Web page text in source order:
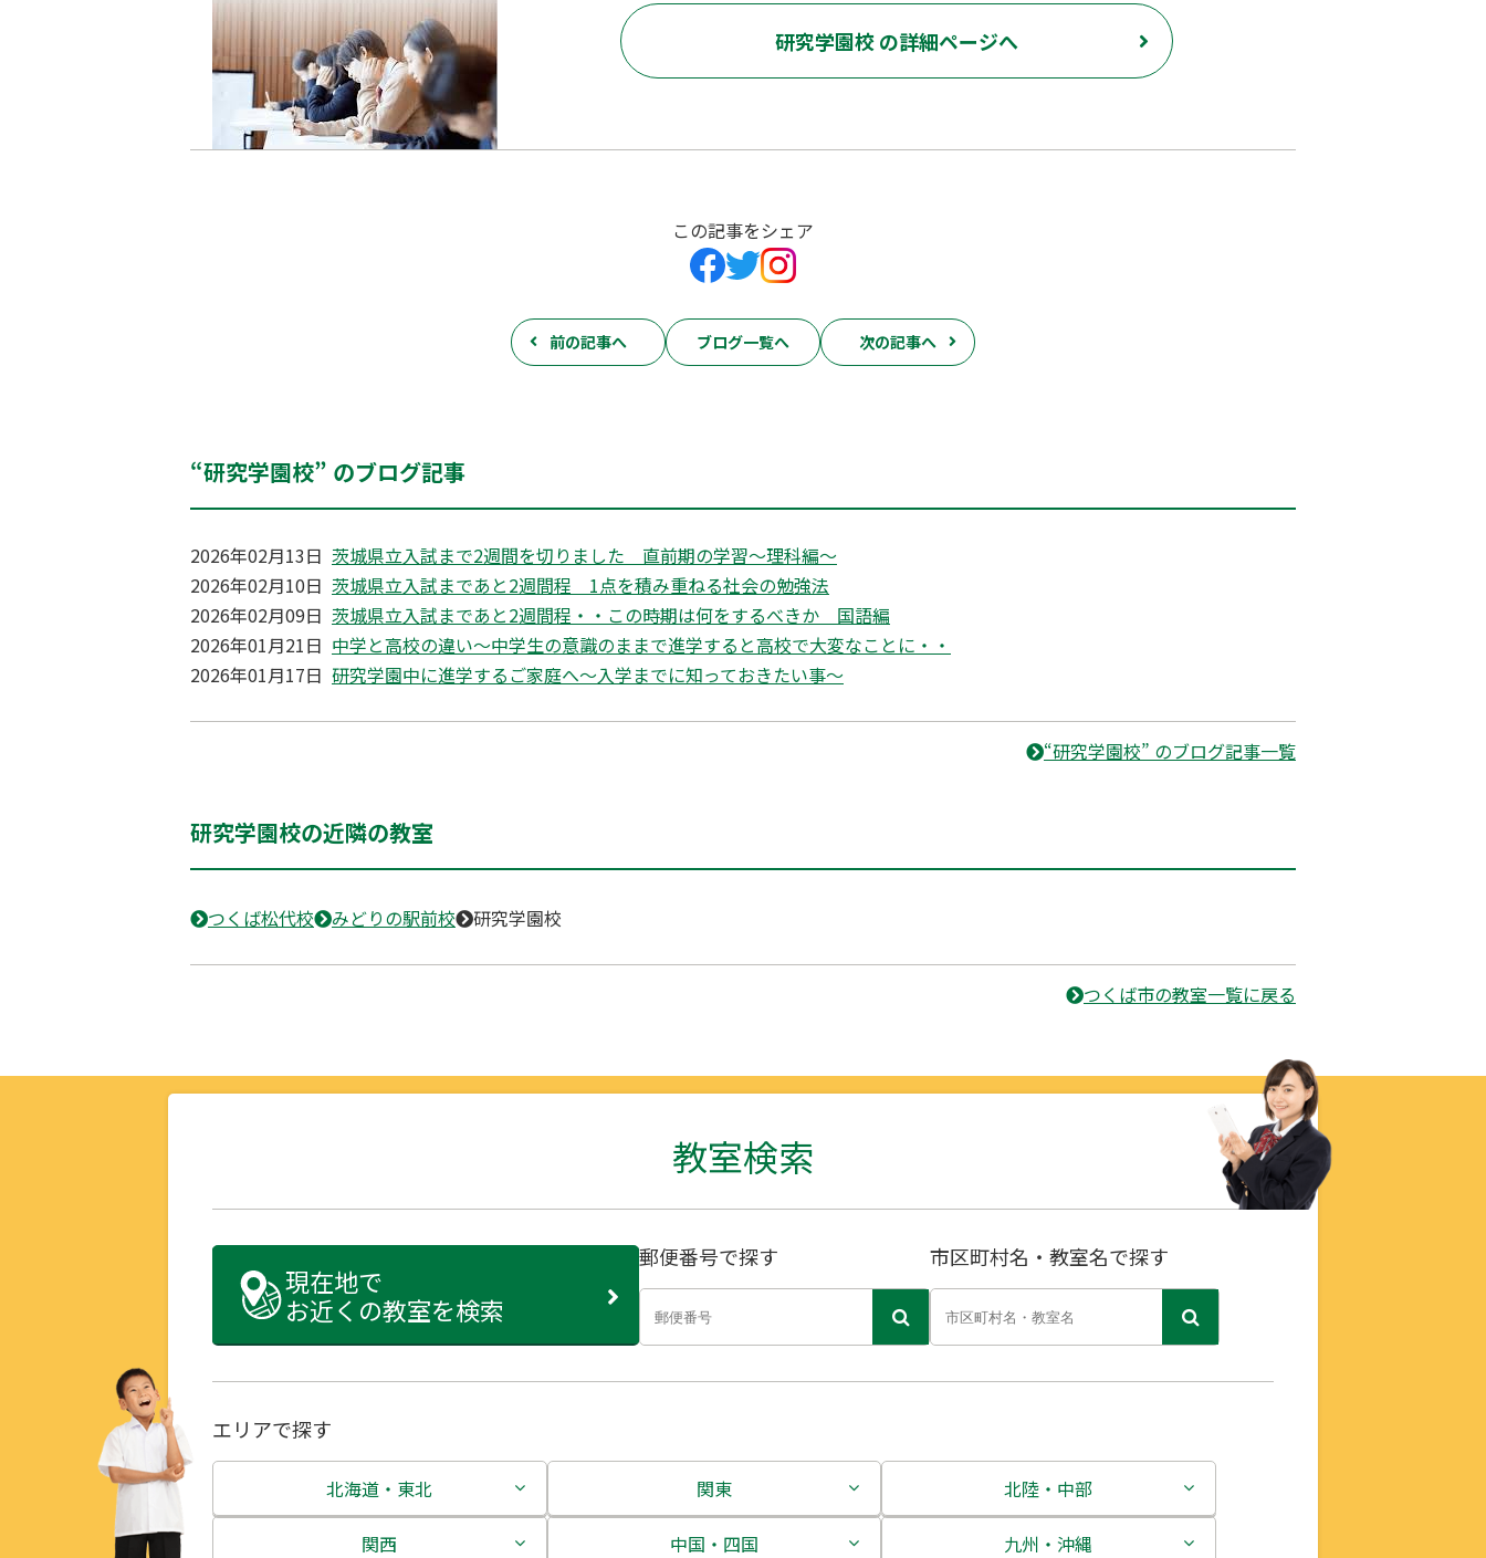
研究学園校 の詳細ページへ
この記事をシェア
前の記事へ ブログ一覧へ 次の記事へ
“研究学園校” のブログ記事
2026年02月13日 茨城県立入試まで2週間を切りました 直前期の学習～理科編〜
2026年02月10日 茨城県立入試まであと2週間程 1点を積み重ねる社会の勉強法
2026年02月09日 茨城県立入試まであと2週間程・・この時期は何をするべきか 国語編
2026年01月21日 中学と高校の違い～中学生の意識のままで進学すると高校で大変なことに・・
2026年01月17日 研究学園中に進学するご家庭へ～入学までに知っておきたい事～
“研究学園校” のブログ記事一覧
研究学園校の近隣の教室
つくば松代校 みどりの駅前校 研究学園校
つくば市の教室一覧に戻る
教室検索
現在地で
お近くの教室を検索
郵便番号で探す 市区町村名・教室名で探す
エリアで探す
北海道・東北
北海道
関東
茨城県
北陸・中部
新潟県
関西
中国・四国
九州・沖縄